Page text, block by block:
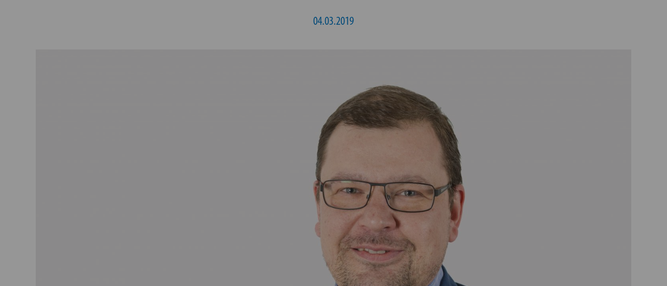
04.03.2019